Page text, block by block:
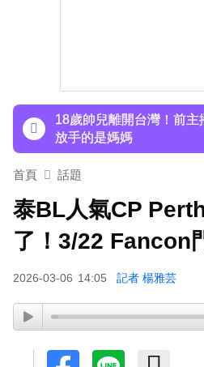
體：我們還是回來了
18歲帥兒離開台灣！前
放手的是媽媽
15年摯愛離世！唐綺陽頭
下載東森App，隨時掌握
體：我們還是回來了
首頁 話題
泰BL人氣CP
了！3/22 Fancon
2026-03-06 14:05 記者 楊雅芸